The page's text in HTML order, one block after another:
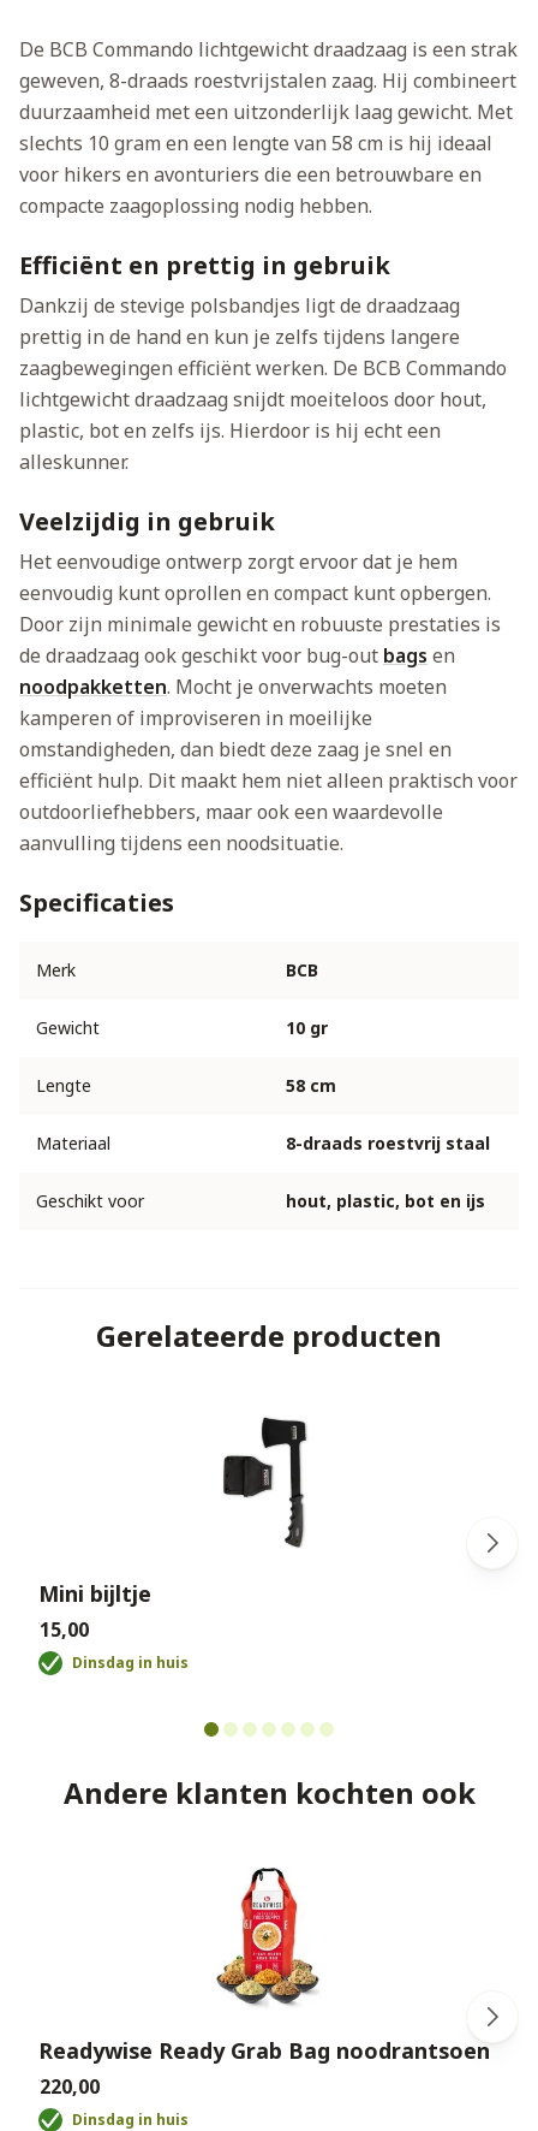
De BCB Commando lichtgewicht draadzaag is een strak
geweven, 8-draads roestvrijstalen zaag. Hij combineert
duurzaamheid met een uitzonderlijk laag gewicht. Met
slechts 10 gram en een lengte van 58 cm is hij ideaal
voor hikers en avonturiers die een betrouwbare en
compacte zaagoplossing nodig hebben.
Efficiënt en prettig in gebruik
Dankzij de stevige polsbandjes ligt de draadzaag
prettig in de hand en kun je zelfs tijdens langere
zaagbewegingen efficiënt werken. De BCB Commando
lichtgewicht draadzaag snijdt moeiteloos door hout,
plastic, bot en zelfs ijs. Hierdoor is hij echt een
alleskunner.
Veelzijdig in gebruik
Het eenvoudige ontwerp zorgt ervoor dat je hem
eenvoudig kunt oprollen en compact kunt opbergen.
Door zijn minimale gewicht en robuuste prestaties is
de draadzaag ook geschikt voor bug-out bags en
noodpakketten. Mocht je onverwachts moeten
kamperen of improviseren in moeilijke
omstandigheden, dan biedt deze zaag je snel en
efficiënt hulp. Dit maakt hem niet alleen praktisch voor
outdoorliefhebbers, maar ook een waardevolle
aanvulling tijdens een noodsituatie.
Specificaties
Merk BCB
Gewicht 10 gr
Lengte 58 cm
Materiaal 8-draads roestvrij staal
Geschikt voor hout, plastic, bot en ijs
Gerelateerde producten
Mini bijltje
€15,00
Dinsdag in huis
Andere klanten kochten ook
Readywise Ready Grab Bag noodrantsoen
€220,00
Dinsdag in huis